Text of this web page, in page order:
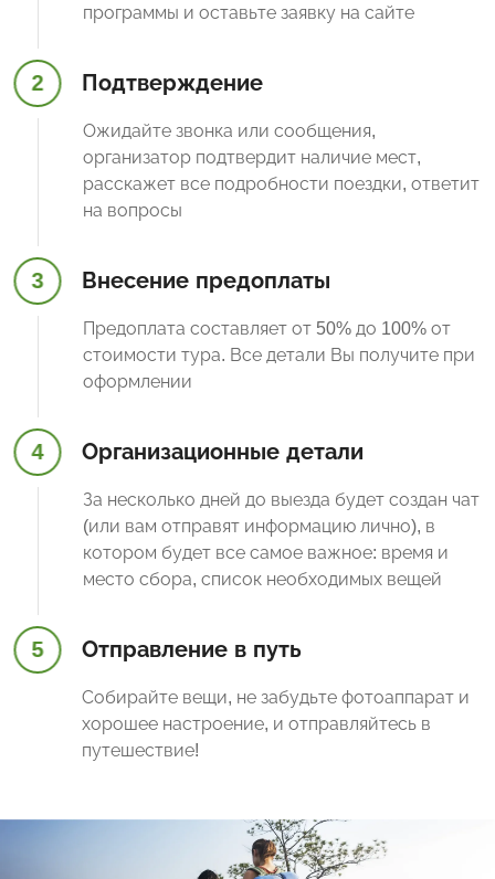
программы и оставьте заявку на сайте
2 Подтверждение
Ожидайте звонка или сообщения,
организатор подтвердит наличие мест,
расскажет все подробности поездки, ответит
на вопросы
3 Внесение предоплаты
Предоплата составляет от 50% до 100% от
стоимости тура. Все детали Вы получите при
оформлении
4 Организационные детали
За несколько дней до выезда будет создан чат
(или вам отправят информацию лично), в
котором будет все самое важное: время и
место сбора, список необходимых вещей
5 Отправление в путь
Собирайте вещи, не забудьте фотоаппарат и
хорошее настроение, и отправляйтесь в
путешествие!